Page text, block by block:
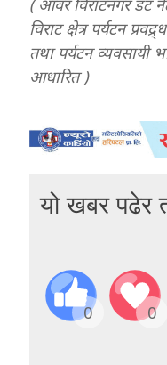
विराट क्षेत्र पर्यटन
तथा पर्यटन व्यवसायी
आधारित )
यो खबर पढेर
0 0